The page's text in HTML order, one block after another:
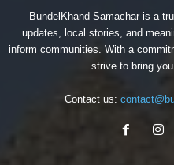
BundelKhand Samachar is a
updates, local stories, and
inform communities. With a
strive to bring
Contact us: